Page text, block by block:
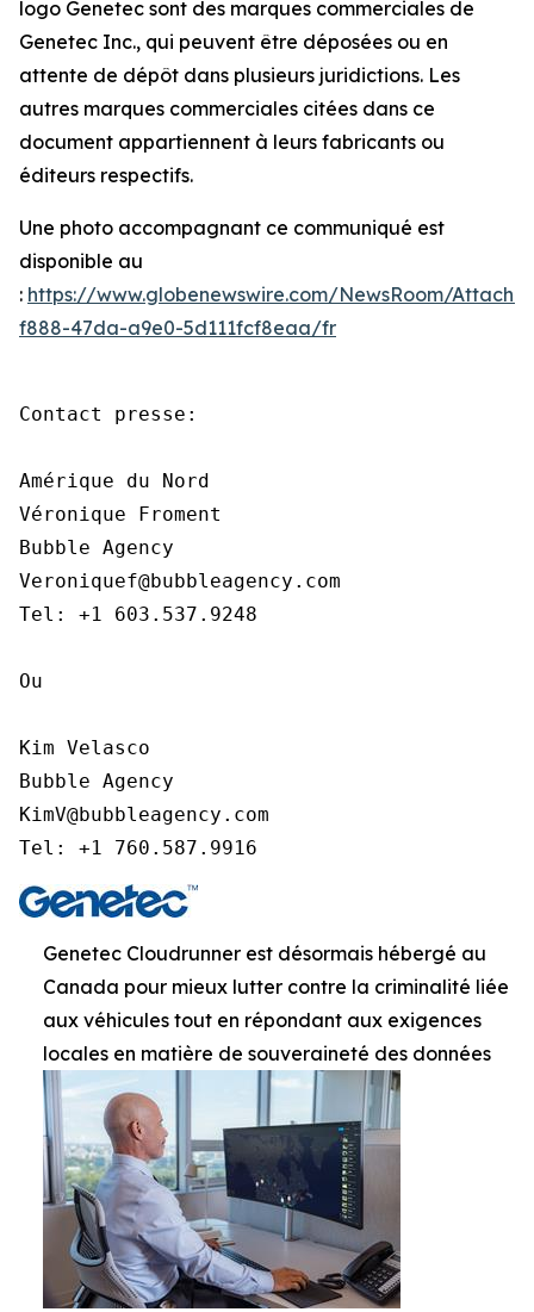
logo Genetec sont des marques commerciales de
Genetec Inc., qui peuvent être déposées ou en
attente de dépôt dans plusieurs juridictions. Les
autres marques commerciales citées dans ce
document appartiennent à leurs fabricants ou
éditeurs respectifs.
Une photo accompagnant ce communiqué est
disponible au
: https://www.globenewswire.com/NewsRoom/
f888-47da-a9e0-5d111fcf8eaa/fr
Contact presse:
Amérique du Nord
Véronique Froment
Bubble Agency
Veroniquef@bubbleagency.com
Tel: +1 603.537.9248
Ou
Kim Velasco
Bubble Agency
KimV@bubbleagency.com
Tel: +1 760.587.9916
Genetec Cloudrunner est désormais hébergé au
Canada pour mieux lutter contre la criminalité liée
aux véhicules tout en répondant aux exigences
locales en matière de souveraineté des données